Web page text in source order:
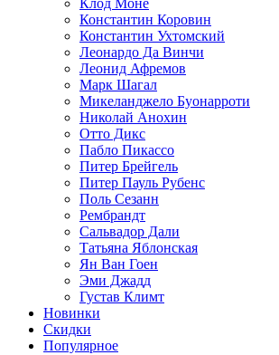
Клод Моне
Константин Коровин
Константин Ухтомский
Леонардо Да Винчи
Леонид Афремов
Марк Шагал
Микеланджело Буонарроти
Николай Анохин
Отто Дикс
Пабло Пикассо
Питер Брейгель
Питер Пауль Рубенс
Поль Сезанн
Рембрандт
Сальвадор Дали
Татьяна Яблонская
Ян Ван Гоен
Эми Джадд
Густав Климт
Новинки
Скидки
Популярное